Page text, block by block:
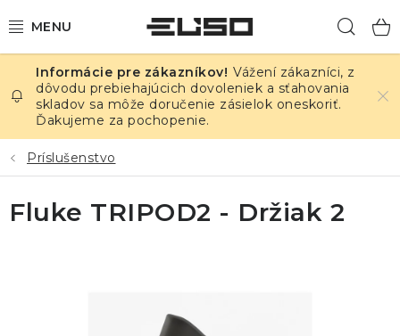
na
ELEKTRINA
TEPLOTA A VLHKOSŤ
TLAK A ÚNIKY
ZÁZNAMNÍKY
Vážení zákazníci, z
dôvodu prebiehajúcich dovoleniek a sťahovania
skladov sa môže doručenie zásielok oneskoriť.
Ďakujeme za pochopenie.
Príslušenstvo
Fluke TRIPOD2 - Držiak 2